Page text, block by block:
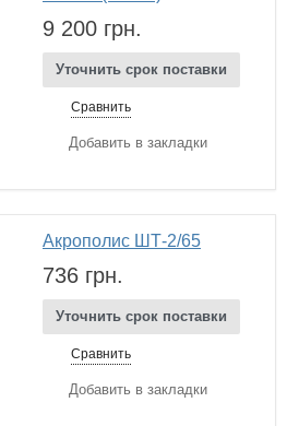
9 200 грн.
Уточнить срок поставки
Сравнить
Добавить в закладки
Акрополис ШТ-2/65
736 грн.
Уточнить срок поставки
Сравнить
Добавить в закладки